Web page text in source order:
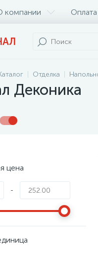
компании Оплата
Отделка
Деконика
цена
-